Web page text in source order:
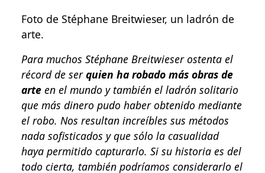
Foto de Stéphane Breitwieser, un ladrón de
arte.
Para muchos Stéphane Breitwieser ostenta el
récord de serquien ha robado más obras de
arte en el mundo y también el ladrón solitario
que más dinero pudo haber obtenido mediante
el robo. Nos resultan increíbles sus métodos
nada sofisticados y que sólo la casualidad
haya permitido capturarlo. Si su historia es del
todo cierta, también podríamos considerarlo el